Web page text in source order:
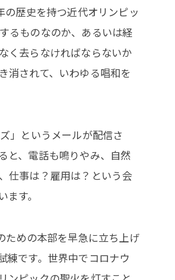
歴史を持つ近代オリンピッ
るものなのか、あるいは経
く去らなければならないか
消されて、いわゆる唱和を
」というメールが配信さ
と、電話も鳴りやみ、自然
仕事は？雇用は？という会
す。
ための本部を早急に立ち上げ
練です。世界中でコロナウ